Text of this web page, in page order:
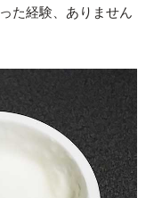
た経験、ありません